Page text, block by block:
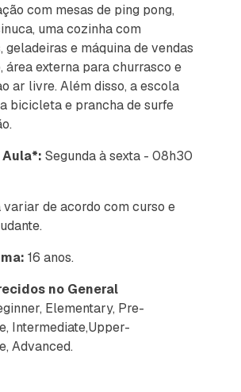
com mesas de ping pong,
uma cozinha com
geladeiras e máquina de vendas
área externa para churrasco e
ar livre. Além disso, a escola
bicicleta e prancha de surfe
Segunda à sexta - 08h30
de acordo com curso e
16 anos.
no General
Elementary, Pre-
Intermediate,Upper-
Advanced.